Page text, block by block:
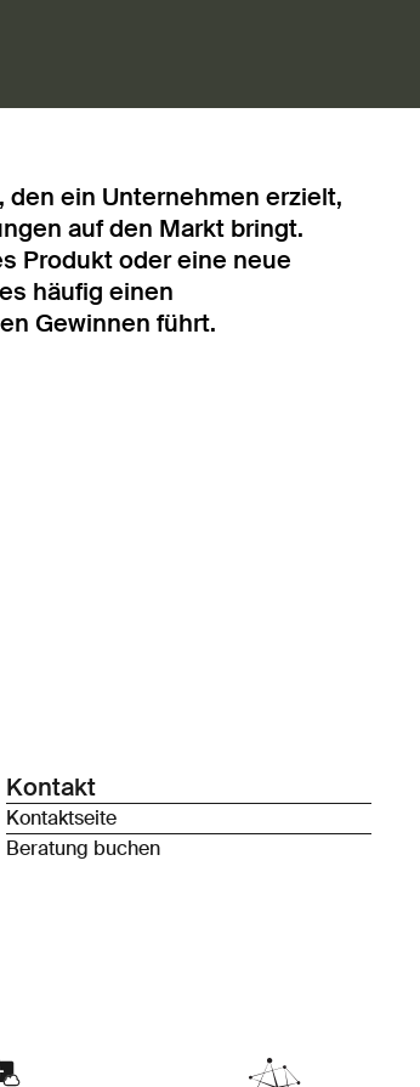
den ein Unternehmen erzielt,
auf den Markt bringt.
Produkt oder eine neue
häufig einen
Gewinnen führt.
Kontakt
Kontaktseite
Beratung buchen